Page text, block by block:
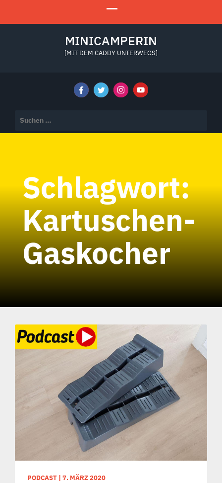
MINICAMPERIN
[MIT DEM CADDY UNTERWEGS]
nach:
Schlagwort:
Kartuschen-
Gaskocher
PODCAST | 7. MÄRZ 2020